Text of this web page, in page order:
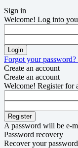
Sign in
Welcome! Log into
Forgot your password?
Create an account
Create an account
Welcome! Register for
A password will be e-
Password recovery
Recover your password